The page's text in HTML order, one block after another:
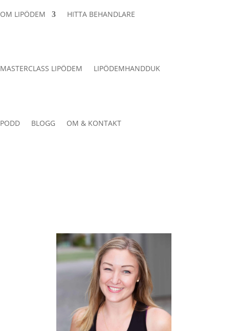
OM LIPÖDEM HITTA BEHANDLARE
MASTERCLASS LIPÖDEM LIPÖDEMHANDDUK
PODD BLOGG OM & KONTAKT